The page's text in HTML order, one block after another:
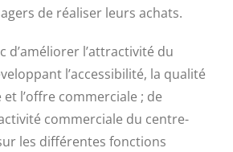
de réaliser leurs achats.
d’améliorer l’attractivité du
l’accessibilité, la qualité
l’offre commerciale ; de
commerciale du centre-
les différentes fonctions